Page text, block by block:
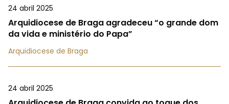
24 abril 2025
Arquidiocese de Braga agradeceu “o grande dom
da vida e ministério do Papa”
Arquidiocese de Braga
24 abril 2025